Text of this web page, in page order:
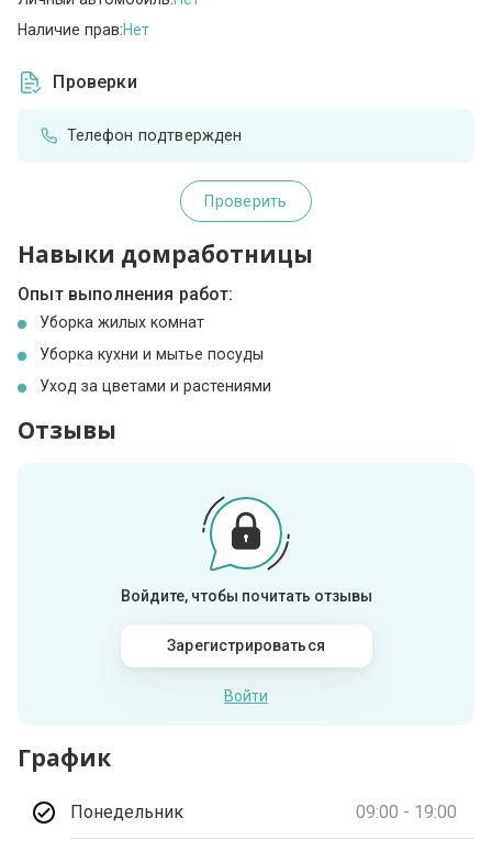
Наличие прав:Нет
Проверки
Телефон подтвержден
Проверить
Навыки домработницы
Опыт выполнения работ:
Уборка жилых комнат
Уборка кухни и мытье посуды
Уход за цветами и растениями
Отзывы
Войдите, чтобы почитать отзывы
Зарегистрироваться
Войти
График
Понедельник 09:00 - 19:00